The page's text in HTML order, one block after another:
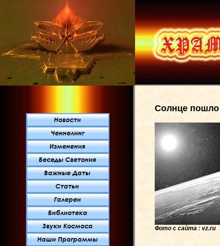
Солнце
Фото с сайта : vz.ru